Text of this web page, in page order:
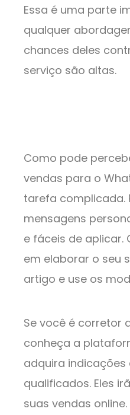
Essa é uma parte
qualquer
chances deles
serviço são altas.
Como pode
vendas para o
tarefa complicada.
mensagens
e fáceis de aplicar.
em elaborar o seu
artigo e use os
Se você é corretor
conheça a
adquira indicações
qualificados. Eles
suas vendas